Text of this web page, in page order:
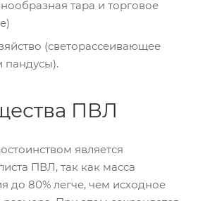
тара и торговое
(светорассеивающее
пандусы).
ПВЛ
является
ПВЛ, так как масса
до 80% легче, чем исходное